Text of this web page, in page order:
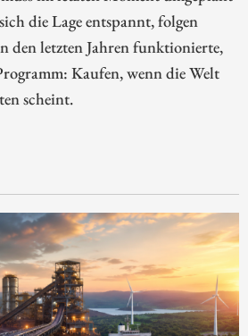
die Lage entspannt, folgen
den letzten Jahren funktionierte,
Kaufen, wenn die Welt
scheint.